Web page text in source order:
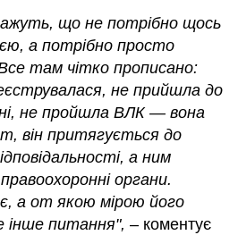
що не потрібно щось
а потрібно просто
там чітко прописано:
не прийшла до
не пройшла ВЛК — вона
він притягується до
а ним
органи.
а от якою мірою його
інше питання", – коментує